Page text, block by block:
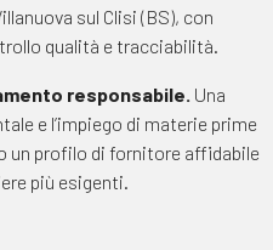
sul Clisi (BS), con
qualità e tracciabilità.
responsabile. Una
e l’impiego di materie prime
un profilo di fornitore affidabile
più esigenti.